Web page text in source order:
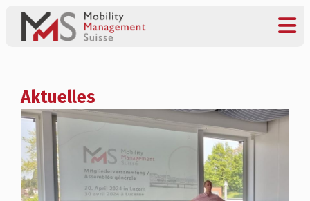
Aktuelles